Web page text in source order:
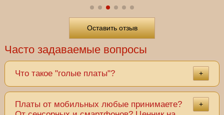
Оставить отзыв
Часто задаваемые вопросы
+
Что такое "голые платы"?
+
Платы от мобильных любые принимаете?